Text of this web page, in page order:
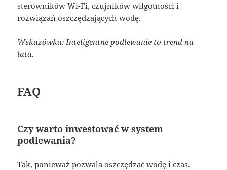
sterowników Wi-Fi, czujników wilgotności i
rozwiązań oszczędzających wodę.
Wskazówka: Inteligentne podlewanie to trend na
lata.
FAQ
Czy warto inwestować w system
podlewania?
Tak, ponieważ pozwala oszczędzać wodę i czas.